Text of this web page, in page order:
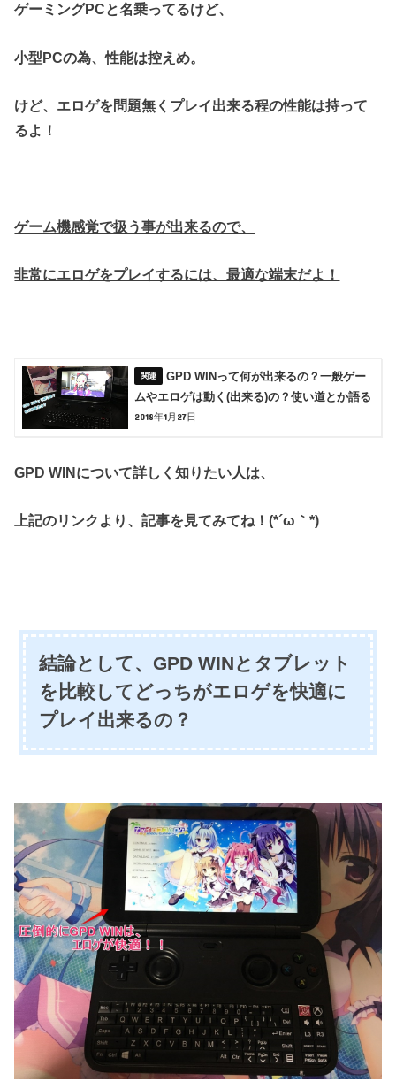
ゲーミングPCと名乗ってるけど、
小型PCの為、性能は控えめ。
けど、エロゲを問題無くプレイ出来る程の性能は持って
るよ！
ゲーム機感覚で扱う事が出来るので、
非常にエロゲをプレイするには、最適な端末だよ！
GPD WINって何が出来るの？一般ゲー
ムやエロゲは動く(出来る)の？使い道とか語る
2018年1月27日
GPD WINについて詳しく知りたい人は、
上記のリンクより、記事を見てみてね！(*´ω｀*)
結論として、GPD WINとタブレット
を比較してどっちがエロゲを快適に
プレイ出来るの？